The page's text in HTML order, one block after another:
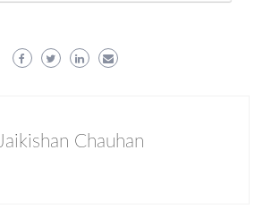
Jaikishan Chauhan